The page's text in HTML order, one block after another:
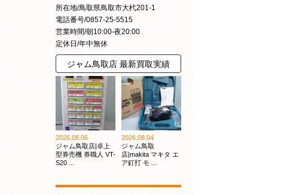
所在地/鳥取県鳥取市大杙201-1
電話番号/0857-25-5515
営業時間/朝10:00-夜20:00
定休日/年中無休
ジャム鳥取店 最新買取実績
2026.08.06
ジャム鳥取店|卓上
型券売機 券職人 VT-
S20 ...
2026.08.04
ジャム鳥取
店|makita マキタ エ
ア釘打 モ ...